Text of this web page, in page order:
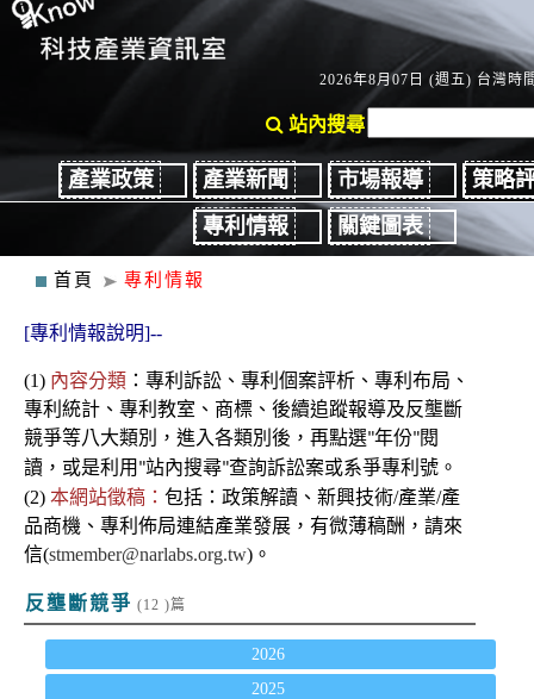
2026年8月07日 (週五) 台灣時
站內搜尋
產業政策 產業新聞 市場報導
策略
專利情報
關鍵圖表
首頁 專利情報
[專利情報說明]--
(1) 內容分類 ： 專利 訴訟、 專利個案評析、專利布局、
專利統計、專利教室 、商標、後續追蹤報導及反壟斷
競爭等八大類別，進入各類別後 ，再點選"年份"閱
讀，或是利用 "站內搜尋"查詢訴訟案或系爭專利號。
(2) 本網站徵稿： 包括：政策解讀、新興技術/產業/產
品商機、專利佈局連結產業發展，有微薄稿酬，請來
信(stmember@narlabs.org.tw)。
反壟斷競爭 (12 )篇
2026
2025